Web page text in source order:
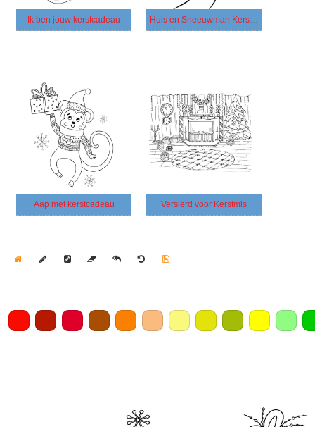
Ik ben jouw kerstcadeau Huis en Sneeuwman Kerstmis
Aap met kerstcadeau Versierd voor Kerstmis